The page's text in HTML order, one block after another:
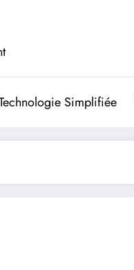
Simplifiée